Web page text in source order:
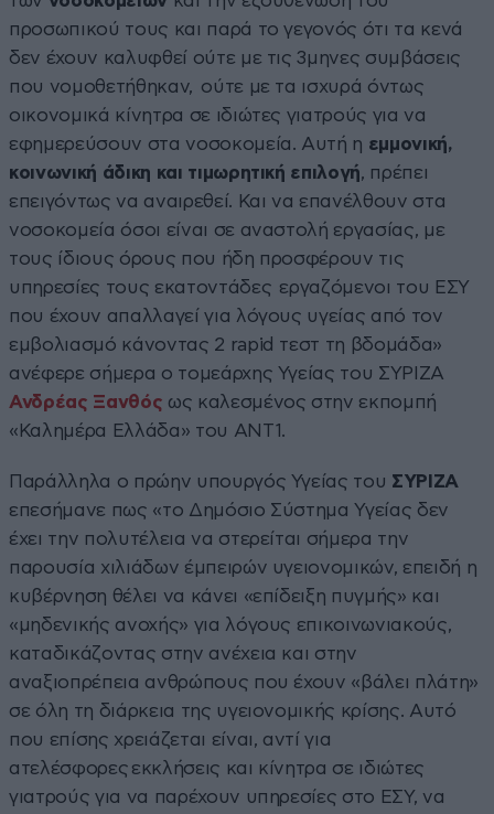
προσωπικού τους και παρά το γεγονός ότι τα κενά
δεν έχουν καλυφθεί ούτε με τις 3μηνες συμβάσεις
που νομοθετήθηκαν, ούτε με τα ισχυρά όντως
οικονομικά κίνητρα σε ιδιώτες γιατρούς για να
εφημερεύσουν στα νοσοκομεία. Αυτή η εμμονική,
κοινωνική άδικη και τιμωρητική επιλογή, πρέπει
επειγόντως να αναιρεθεί. Και να επανέλθουν στα
νοσοκομεία όσοι είναι σε αναστολή εργασίας, με
τους ίδιους όρους που ήδη προσφέρουν τις
υπηρεσίες τους εκατοντάδες εργαζόμενοι του ΕΣΥ
που έχουν απαλλαγεί για λόγους υγείας από τον
εμβολιασμό κάνοντας 2 rapid τεστ τη βδομάδα»
ανέφερε σήμερα ο τομεάρχης Υγείας του ΣΥΡΙΖΑ
Ανδρέας Ξανθός ως καλεσμένος στην εκπομπή
«Καλημέρα Ελλάδα» του ΑΝΤ1.
Παράλληλα ο πρώην υπουργός Υγείας του ΣΥΡΙΖΑ
επεσήμανε πως «το Δημόσιο Σύστημα Υγείας δεν
έχει την πολυτέλεια να στερείται σήμερα την
παρουσία χιλιάδων έμπειρών υγειονομικών, επειδή η
κυβέρνηση θέλει να κάνει «επίδειξη πυγμής» και
«μηδενικής ανοχής» για λόγους επικοινωνιακούς,
καταδικάζοντας στην ανέχεια και στην
αναξιοπρέπεια ανθρώπους που έχουν «βάλει πλάτη»
σε όλη τη διάρκεια της υγειονομικής κρίσης. Αυτό
που επίσης χρειάζεται είναι, αντί για
ατελέσφορες εκκλήσεις και κίνητρα σε ιδιώτες
γιατρούς για να παρέχουν υπηρεσίες στο ΕΣΥ, να